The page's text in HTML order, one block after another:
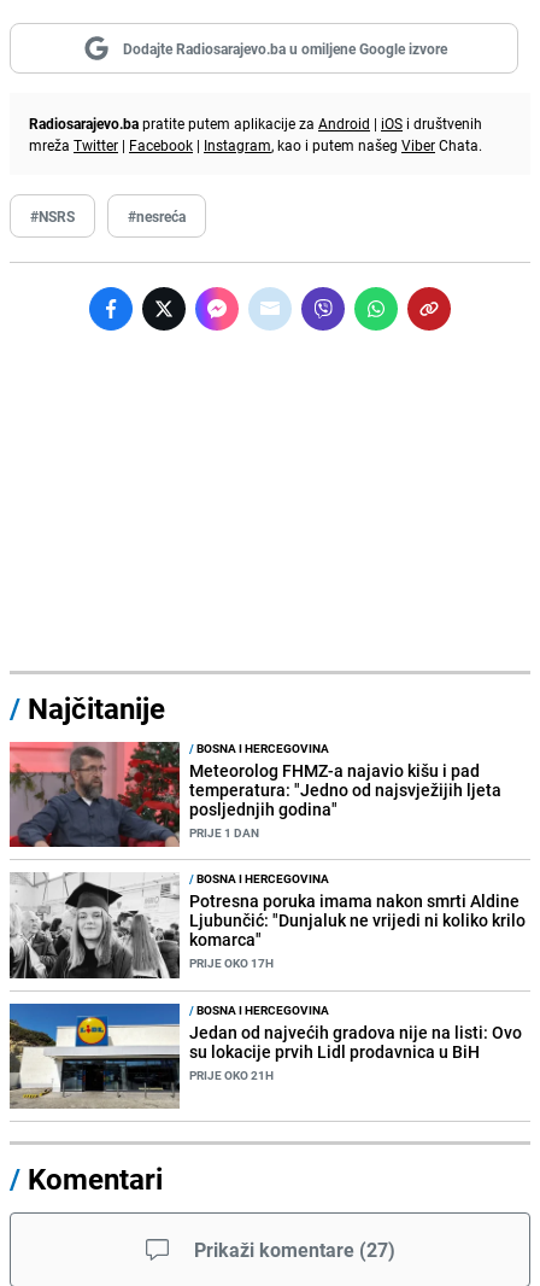
Dodajte Radiosarajevo.ba u omiljene Google izvore
Radiosarajevo.bapratite putem aplikacije za Android | iOS i društvenih
mreža Twitter | Facebook | Instagram, kao i putem našeg ViberChata.
#NSRS #nesreća
/ Najčitanije
/BOSNA I HERCEGOVINA
Meteorolog FHMZ-a najavio kišu i pad
temperatura: "Jedno od najsvježijih ljeta
posljednjih godina"
PRIJE 1 DAN
/BOSNA I HERCEGOVINA
Potresna poruka imama nakon smrti Aldine
Ljubunčić: "Dunjaluk ne vrijedi ni koliko krilo
komarca"
PRIJE OKO 17H
/BOSNA I HERCEGOVINA
Jedan od najvećih gradova nije na listi: Ovo
su lokacije prvih Lidl prodavnica u BiH
PRIJE OKO 21H
/ Komentari
Prikaži komentare (27)